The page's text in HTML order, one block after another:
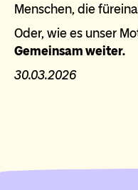
Menschen, die
Oder, wie es unser
Gemeinsam weiter.
30.03.2026